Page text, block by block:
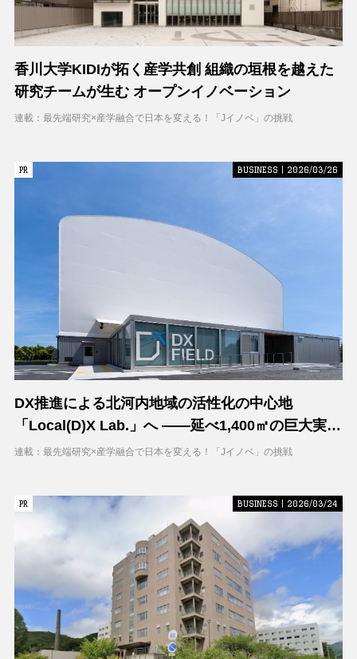
香川大学KIDIが拓く産学共創 組織の垣根を越えた
研究チームが生む オープンイノベーション
連載：最先端研究×産学融合で日本を変える！「Jイノベ」の挑戦
PR
PR BUSINESS | 2026/03/26
DX推進による北河内地域の活性化の中心地
「Local(D)X Lab.」へ ――延べ1,400㎡の巨大実証
空間で地域DXに挑む 大阪工業大学 DXフィールド
連載：最先端研究×産学融合で日本を変える！「Jイノベ」の挑戦
PR
PR BUSINESS | 2026/03/24